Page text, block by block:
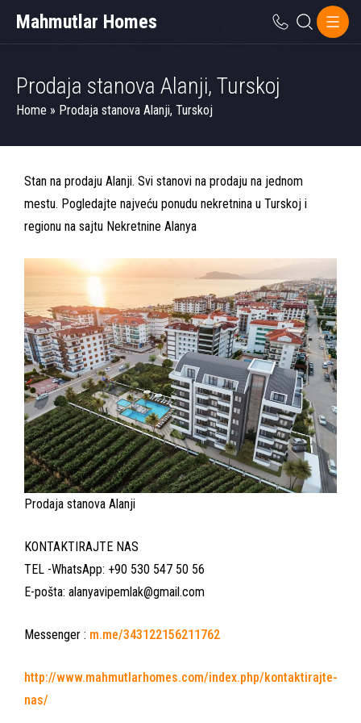
Mahmutlar Homes
Prodaja stanova Alanji, Turskoj
Home » Prodaja stanova Alanji, Turskoj
Stan na prodaju Alanji. Svi stanovi na prodaju na jednom
mestu. Pogledajte najveću ponudu nekretnina u Turskoj i
regionu na sajtu Nekretnine Alanya
Prodaja stanova Alanji
KONTAKTIRAJTE NAS
TEL -WhatsApp: +90 530 547 50 56
E-pošta: alanyavipemlak@gmail.com
Messenger : m.me/343122156211762
http://www.mahmutlarhomes.com/index.php/kontaktirajte-
nas/